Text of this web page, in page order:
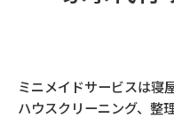
ミニメイドサービスは寝
ハウスクリーニング、整